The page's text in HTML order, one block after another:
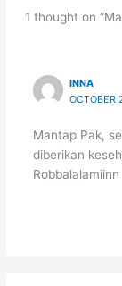
1 thought on
INNA
OCTOBER
Mantap Pak,
diberikan
Robbalalamiinn